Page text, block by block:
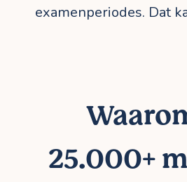
examenperiodes. Dat
25.000+